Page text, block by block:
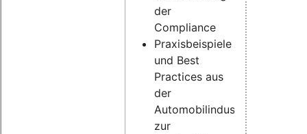
der
Compliance
Praxisbeispiele
und Best
Practices aus
der
Automobilindustrie
zur